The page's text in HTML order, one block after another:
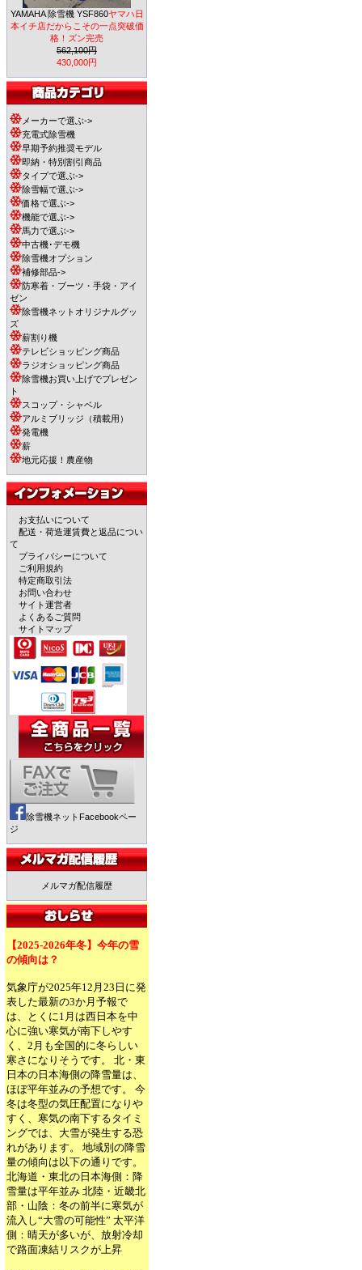
YAMAHA 除雪機 YSF860ヤマハ日
本イチ店だからこその一点突破価
格！ズン完売
562,100円
430,000円
メーカーで選ぶ->
充電式除雪機
早期予約推奨モデル
即納・特別割引商品
タイプで選ぶ->
除雪幅で選ぶ->
価格で選ぶ->
機能で選ぶ->
馬力で選ぶ->
中古機･デモ機
除雪機オプション
補修部品->
防寒着・ブーツ・手袋・アイ
ゼン
除雪機ネットオリジナルグッ
ズ
薪割り機
テレビショッピング商品
ラジオショッピング商品
除雪機お買い上げでプレゼン
ト
スコップ・シャベル
アルミブリッジ（積載用）
発電機
薪
地元応援！農産物
お支払いについて
配送・荷造運賃費と返品につい
て
プライバシーについて
ご利用規約
特定商取引法
お問い合わせ
サイト運営者
よくあるご質問
サイトマップ
除雪機ネットFacebookペー
ジ
メルマガ配信履歴
【2025-2026年冬】今年の雪
の傾向は？
気象庁が2025年12月23日に発
表した最新の3か月予報で
は、とくに1月は西日本を中
心に強い寒気が南下しやす
く、2月も全国的に冬らしい
寒さになりそうです。 北・東
日本の日本海側の降雪量は、
ほぼ平年並みの予想です。 今
冬は冬型の気圧配置になりや
すく、寒気の南下するタイミ
ングでは、大雪が発生する恐
れがあります。 地域別の降雪
量の傾向は以下の通りです。
北海道・東北の日本海側：降
雪量は平年並み 北陸・近畿北
部・山陰：冬の前半に寒気が
流入し“大雪の可能性” 太平洋
側：晴天が多いが、放射冷却
で路面凍結リスクが上昇